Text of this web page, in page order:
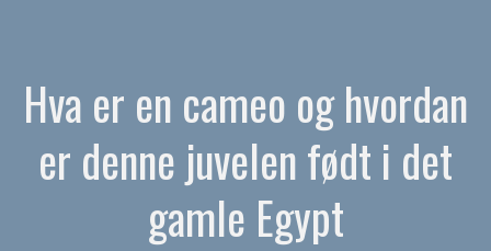
Hva er en cameo og hvordan
er denne juvelen født i det
gamle Egypt